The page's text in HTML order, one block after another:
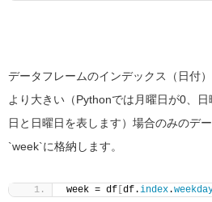
データフレームのインデックス（日付
より大きい（Pythonでは月曜日が0、
日と日曜日を表します）場合のみのデ
`week`に格納します。
week = df [df.index.